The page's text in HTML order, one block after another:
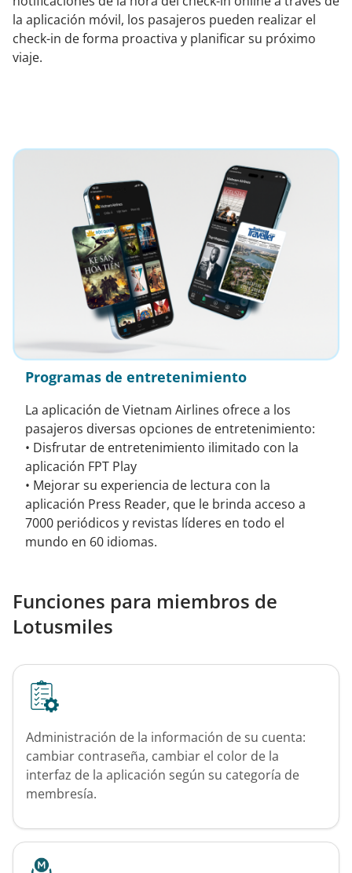
la aplicación móvil, los pasajeros pueden realizar el
check-in de forma proactiva y planificar su próximo
viaje.
Programas de entretenimiento
La aplicación de Vietnam Airlines ofrece a los
pasajeros diversas opciones de entretenimiento:
• Disfrutar de entretenimiento ilimitado con la
aplicación FPT Play
• Mejorar su experiencia de lectura con la
aplicación Press Reader, que le brinda acceso a
7000 periódicos y revistas líderes en todo el
mundo en 60 idiomas.
Funciones para miembros de
Lotusmiles
Administración de la información de su cuenta:
cambiar contraseña, cambiar el color de la
interfaz de la aplicación según su categoría de
membresía.